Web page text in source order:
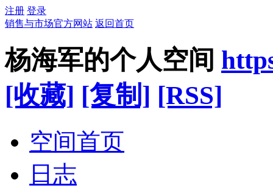
注册 登录
销售与市场官方网站 返回首页
杨海军的个人空间
[收藏] [复制] [RSS]
空间首页
日志